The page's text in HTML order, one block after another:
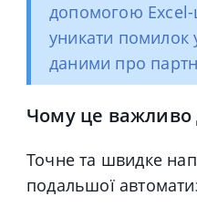
допомогою
уникати помилок
даними про
Чому це важливо
Точне та швидке
подальшої